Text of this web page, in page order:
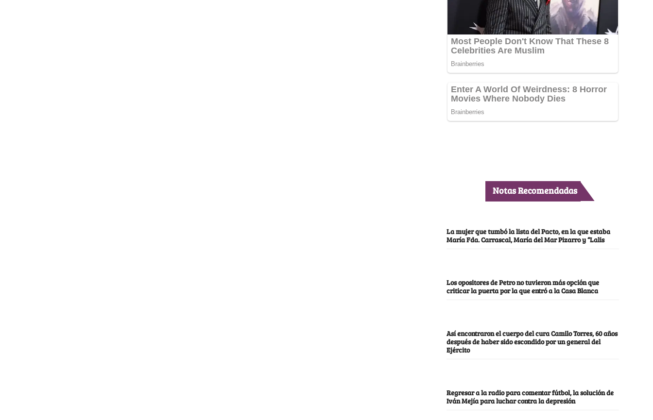
Notas Recomendadas
La mujer que tumbó la lista del Pacto, en la que estaba
María Fda. Carrascal, María del Mar Pizarro y “Lalis
Los opositores de Petro no tuvieron más opción que
criticar la puerta por la que entró a la Casa Blanca
Así encontraron el cuerpo del cura Camilo Torres, 60 años
después de haber sido escondido por un general del
Ejército
Regresar a la radio para comentar fútbol, la solución de
Iván Mejía para luchar contra la depresión